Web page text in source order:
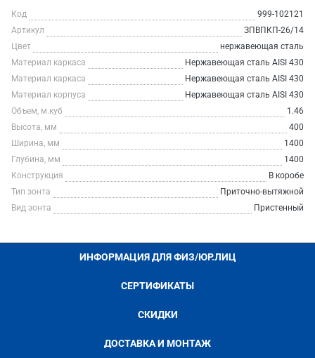
Код
999-102121
Артикул
ЗПВПКП-26/14
Цвет
нержавеющая сталь
Материал каркаса
Нержавеющая сталь AISI 430
Материал каркаса
Нержавеющая сталь AISI 430
Материал корпуса
Нержавеющая сталь AISI 430
Объем, м.куб
1.46
Высота, мм
400
Ширина, мм
1400
Глубина, мм
1400
Конструкция
В коробе
Тип зонта
Приточно-вытяжной
Вид зонта
Пристенный
ИНФОРМАЦИЯ ДЛЯ ФИЗ/ЮР.ЛИЦ
СЕРТИФИКАТЫ
СКИДКИ
ДОСТАВКА И МОНТАЖ